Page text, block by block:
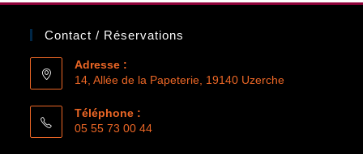
Contact / Réservations
Adresse :
14, Allée de la Papeterie, 19140 Uzerche
Téléphone :
05 55 73 00 44